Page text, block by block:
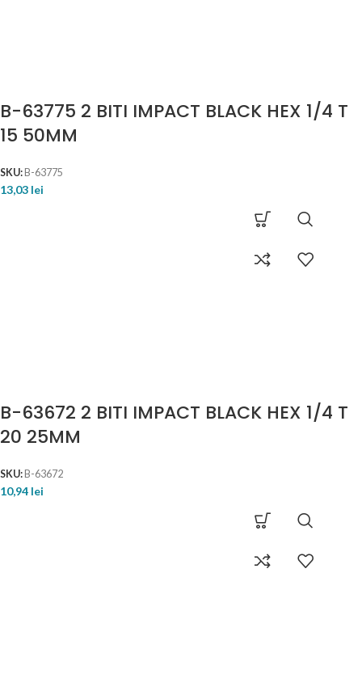
B-63775 2 BITI IMPACT BLACK HEX 1/4 T
15 50MM
SKU:B-63775
13,03 lei
B-63672 2 BITI IMPACT BLACK HEX 1/4 T
20 25MM
SKU:B-63672
10,94 lei